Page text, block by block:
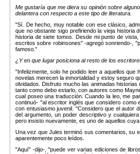
Me gustaría que me diera su opinión sobre
delantera con respecto a este tipo de literatura.
Sí. De hecho, muy notable con ese clásico,
que no obstante sigo prefiriendo la vieja historia
historia de siete tomos. Desde mi punto de
escritos sobre robinsones -agregó sonriendo-,
famoso.
¿Y en que lugar posiciona al resto de los
Infelizmente, solo he podido leer a aquellos
novelas merecen la inmortalidad y estoy seguro
olvidados. Disfruto mucho las animadas
tanto como debo estarlo, con autores como
cual poseo una traducción. Cuando la leo, me
continuó-
al escritor inglés que considero como
con entusiasmo juvenil.
Considero que el autor
del argumento, un poder descriptivo y
pero insisto nuevamente, es uno de aquellos
Una vez que Jules terminó sus comentarios, su
aparentemente poco leídos.
Aquí
-dijo-, puede ver varias ediciones de